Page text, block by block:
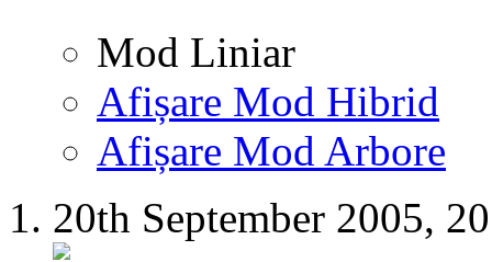
Mod Liniar
Afișare Mod Hibrid
Afișare Mod Arbore
20th September 2005,